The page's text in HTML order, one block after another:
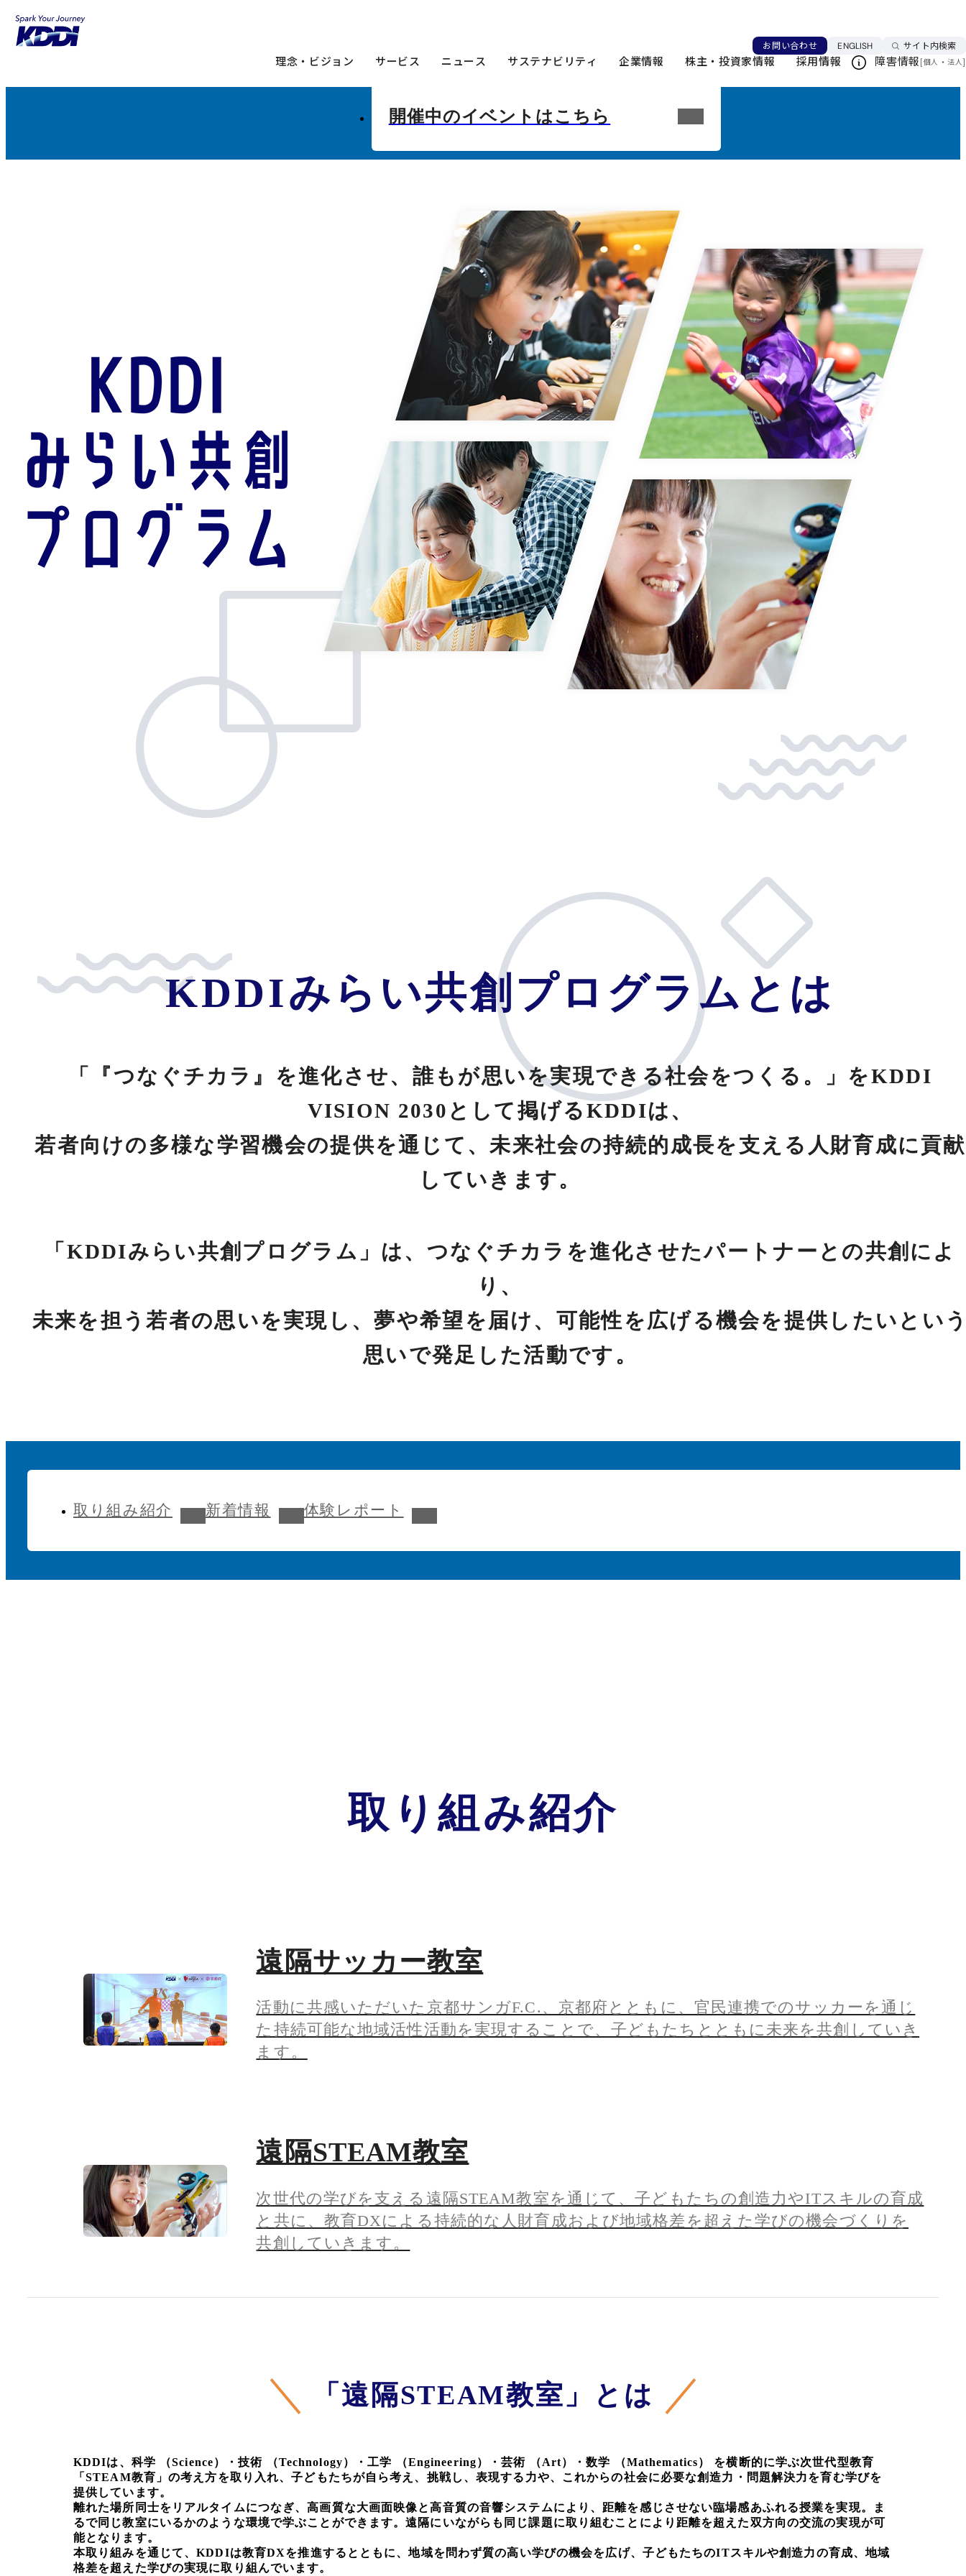
お問い合わせ ENGLISH言語を切り替える
サイト内検索
理念・ビジョン サービス ニュース サステナビリティ 企業情報 株主・投資家情報 採用情報 障害情報[個人 ・ 法人]
KDDIホーム
KDDIみらい共創プログラム
開催中のイベントはこちら
該当項目へジャンプします
KDDIみらい共創プログラムとは
「『つなぐチカラ』を進化させ、誰もが思いを実現できる社会をつくる。」をKDDI
VISION 2030として掲げるKDDIは、
若者向けの多様な学習機会の提供を通じて、未来社会の持続的成長を支える人財育成に貢献
していきます。
「KDDIみらい共創プログラム」は、つなぐチカラを進化させたパートナーとの共創によ
り、
未来を担う若者の思いを実現し、夢や希望を届け、可能性を広げる機会を提供したいとい
思いで発足した活動です。
取り組み紹介 該当項目へジャンプします
新着情報 該当項目へジャンプします
体験レポート 該当項目へジャンプします
取り組み紹介
遠隔サッカー教室
活動に共感いただいた京都サンガF.C.、京都府とともに、官民連携でのサッカーを通じ
た持続可能な地域活性活動を実現することで、子どもたちとともに未来を共創していき
ます。
遠隔STEAM教室
次世代の学びを支える遠隔STEAM教室を通じて、子どもたちの創造力やITスキルの育成
と共に、教育DXによる持続的な人財育成および地域格差を超えた学びの機会づくりを
共創していきます。
「遠隔STEAM教室」とは
KDDIは、科学 （Science）・技術 （Technology）・工学 （Engineering）・芸術 （Art）・数学 （Mathematics） を横断的に学ぶ次世代型教育
「STEAM教育」の考え方を取り入れ、子どもたちが自ら考え、挑戦し、表現する力や、これからの社会に必要な創造力・問題解決力を育む学びを
提供しています。
離れた場所同士をリアルタイムにつなぎ、高画質な大画面映像と高音質の音響システムにより、距離を感じさせない臨場感あふれる授業を実現。ま
るで同じ教室にいるかのような環境で学ぶことができます。遠隔にいながらも同じ課題に取り組むことにより距離を超えた双方向の交流の実現が可
能となります。
本取り組みを通じて、KDDIは教育DXを推進するとともに、地域を問わず質の高い学びの機会を広げ、子どもたちのITスキルや創造力の育成、地域
格差を超えた学びの実現に取り組んでいます。